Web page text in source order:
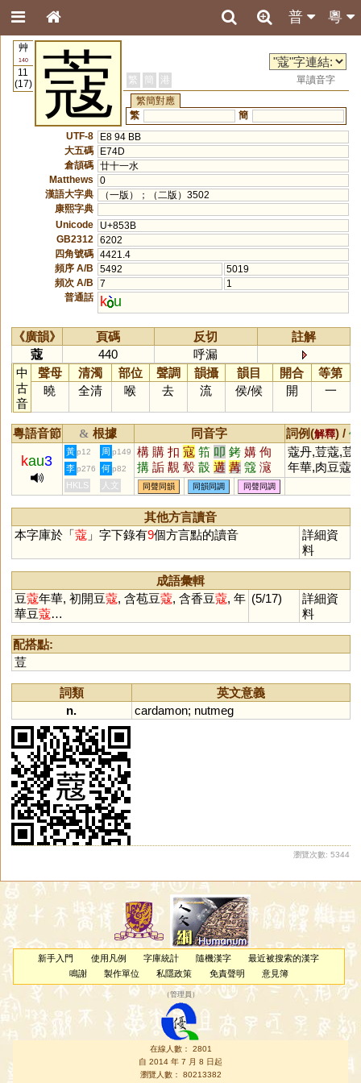
粵
普
艸
140
11
(17)
蔻 繁 簡 港
單讀音字
繁簡對應
繁
簡
UTF-8
E8 94 BB
大五碼
E74D
倉頡碼 廿十一水
Matthews
0
漢語大字典
（一版）；（二版）3502
康熙字典
Unicode
U+853B
GB2312
6202
四角號碼 4421.4
頻序 A/B
5492
5019
頻次 A/B
7
1
普通話
k u
《廣韻》 頁碼 反切
註解
蔻
440
呼漏
中
古
音
聲母 清濁 部位 聲調 韻攝 韻目 開合
等第
曉
全清 喉 去 流 侯/候 開 一
粵語音節 & 根據 同音字 詞例(解釋) /
kau3
黃 p12 周 p149 構 購 扣 寇 筘 叩 銬 媾 佝
搆 詬 覯 鷇 瞉 遘 冓 簆 滱
构 怐 釦
蔻丹,荳蔻,荳
年華,肉豆蔻
李 p276 何 p82
HKLS 人文 同聲同韻 同韻同調 同聲同調
其他方言讀音
本字庫於「蔻」字下錄有9個方言點的讀音
詳細資
料
成語彙輯
豆蔻年華, 初開豆蔻, 含苞豆蔻, 含香豆蔻, 年
華豆蔻…
(5/17)
詳細資
料
配搭點:
荳
詞類
英文意義
n.
cardamon; nutmeg
瀏覽次數: 5344
新手入門 使用凡例 字庫統計 隨機漢字
最近被搜索的漢字
鳴謝
製作單位 私隱政策 免責聲明 意見簿
（管理員 ）
在線人數： 2801
自 2014 年 7 月 8 日起
瀏覽人數： 80213382